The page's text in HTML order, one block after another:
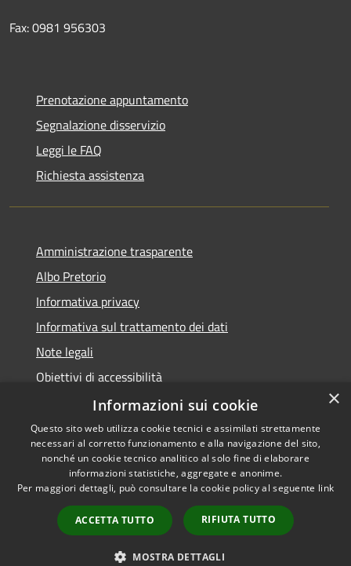
Fax: 0981 956303
Prenotazione appuntamento
Segnalazione disservizio
Leggi le FAQ
Richiesta assistenza
Amministrazione trasparente
Albo Pretorio
Informativa privacy
Informativa sul trattamento dei dati
Note legali
Obiettivi di accessibilità
Dichiarazione di accessibilità
RSS
Accessibilità
Copyright © 2026 • Comune di
Terranova da Sibari • Powered
byMunicipium
Accesso
redazione
×
Informazioni sui cookie
Questo sito web utilizza cookie tecnici e assimilati strettamente
necessari al corretto funzionamento e alla navigazione del sito,
nonché un cookie tecnico analitico al solo fine di elaborare
informazioni statistiche, aggregate e anonime.
Per maggiori dettagli, può consultare la cookie policy al seguente link
ACCETTA TUTTO RIFIUTA TUTTO
MOSTRA DETTAGLI